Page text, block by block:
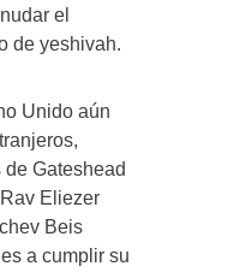
el
de yeshivah.
Unido aún
Gateshead
Eliezer
Beis
a cumplir su